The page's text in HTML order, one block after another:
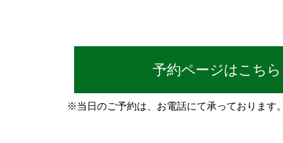
予約ページはこちら
※当日のご予約は、お電話にて承っております